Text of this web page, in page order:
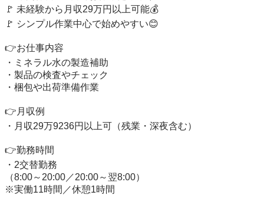
🚩 未経験から月収29万円以上可能💰
🚩 シンプル作業中心で始めやすい😊
👉お仕事内容
・ミネラル水の製造補助
・製品の検査やチェック
・梱包や出荷準備作業
👉月収例
・月収29万9236円以上可（残業・深夜含む）
👉勤務時間
・2交替勤務
（8:00～20:00／20:00～翌8:00）
※実働11時間／休憩1時間